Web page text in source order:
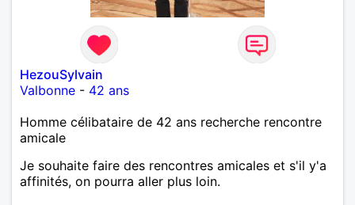
HezouSylvain
Valbonne - 42 ans
Homme célibataire de 42 ans recherche rencontre
amicale
Je souhaite faire des rencontres amicales et s'il y'a
affinités, on pourra aller plus loin.